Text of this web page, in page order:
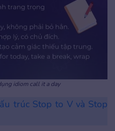
idiom call it a day
trúc Stop to V và Stop